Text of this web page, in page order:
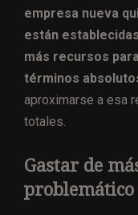
empresa nueva
están
más recursos
términos
aproximarse a esa
totales.
Gastar de
problemático